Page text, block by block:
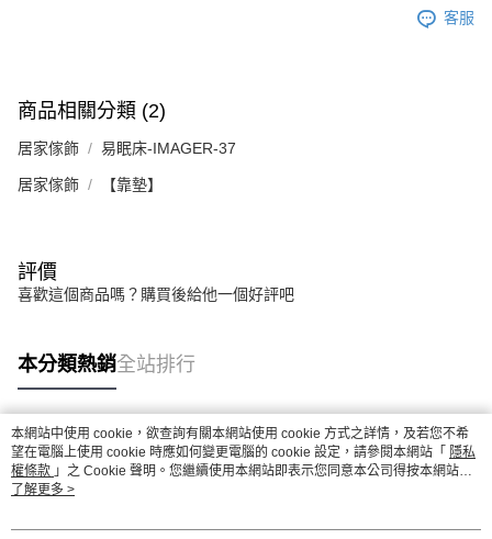
５．嚴禁一人註冊多個帳號或使用他人資訊註冊。若發現惡意使用之情形，
恩沛科技股份有限公司將有權停止該用戶之使用額度並採取法律行動。
客服
商品相關分類 (2)
居家傢飾 易眠床-IMAGER-37
居家傢飾 【靠墊】
評價
喜歡這個商品嗎？購買後給他一個好評吧
本分類熱銷全站排行
熱門標籤
本網站中使用 cookie，欲查詢有關本網站使用 cookie 方式之詳情，及若您不希
望在電腦上使用 cookie 時應如何變更電腦的 cookie 設定，請參閱本網站「 隱私
權條款 」之 Cookie 聲明。您繼續使用本網站即表示您同意本公司得按本網站使
用條款之 Cookie 聲明使用 cookie。
了解更多 >